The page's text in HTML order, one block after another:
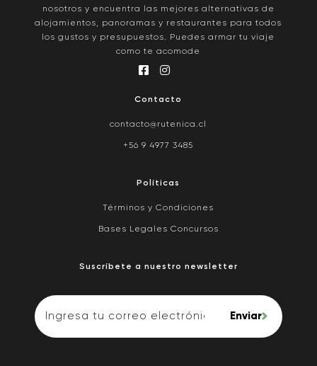
nosotros y encuentra las mejores alternativas de
alojamientos, panoramas y restaurantes para todos
los gustos y presupuestos. Puedes armar tu viaje
como te acomode
Contacto
contacto@rutenica.cl
+56 9 4977 3485
Políticas
Términos y Condiciones
Bases Legales Concursos
Suscríbete a nuestro newsletter
Enviar